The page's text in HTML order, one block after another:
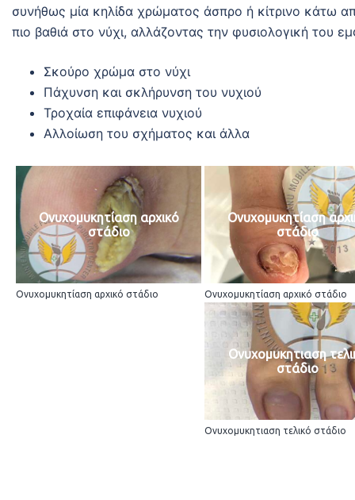
συνήθως μία κηλίδα χρώματος άσπρο ή κίτρινο κάτω
πιο βαθιά στο νύχι, αλλάζοντας την φυσιολογική του
Σκούρο χρώμα στο νύχι
Πάχυνση και σκλήρυνση του νυχιού
Τροχαία επιφάνεια νυχιού
Αλλοίωση του σχήματος και άλλα
Ονυχομυκητίαση αρχικό
στάδιο
Ονυχομυκητίαση αρχικό στάδιο
Ονυχομυκητίαση
στάδιο
Ονυχομυκητίαση αρχικό στάδιο
Ονυχομυκητιαση
στάδιο
Ονυχομυκητιαση τελικό στάδιο